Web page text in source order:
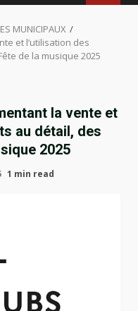
MUNICIPAUX
et l’utilisation des
de la musique 2025
la vente et
au détail, des
2025
1 min read